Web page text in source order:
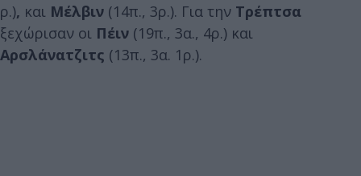
ρ.), και Μέλβιν (14π., 3ρ.). Για την Τρέπτσα
ξεχώρισαν οι Πέιν (19π., 3α., 4ρ.) και
Αρσλάνατζιτς (13π., 3α. 1ρ.).